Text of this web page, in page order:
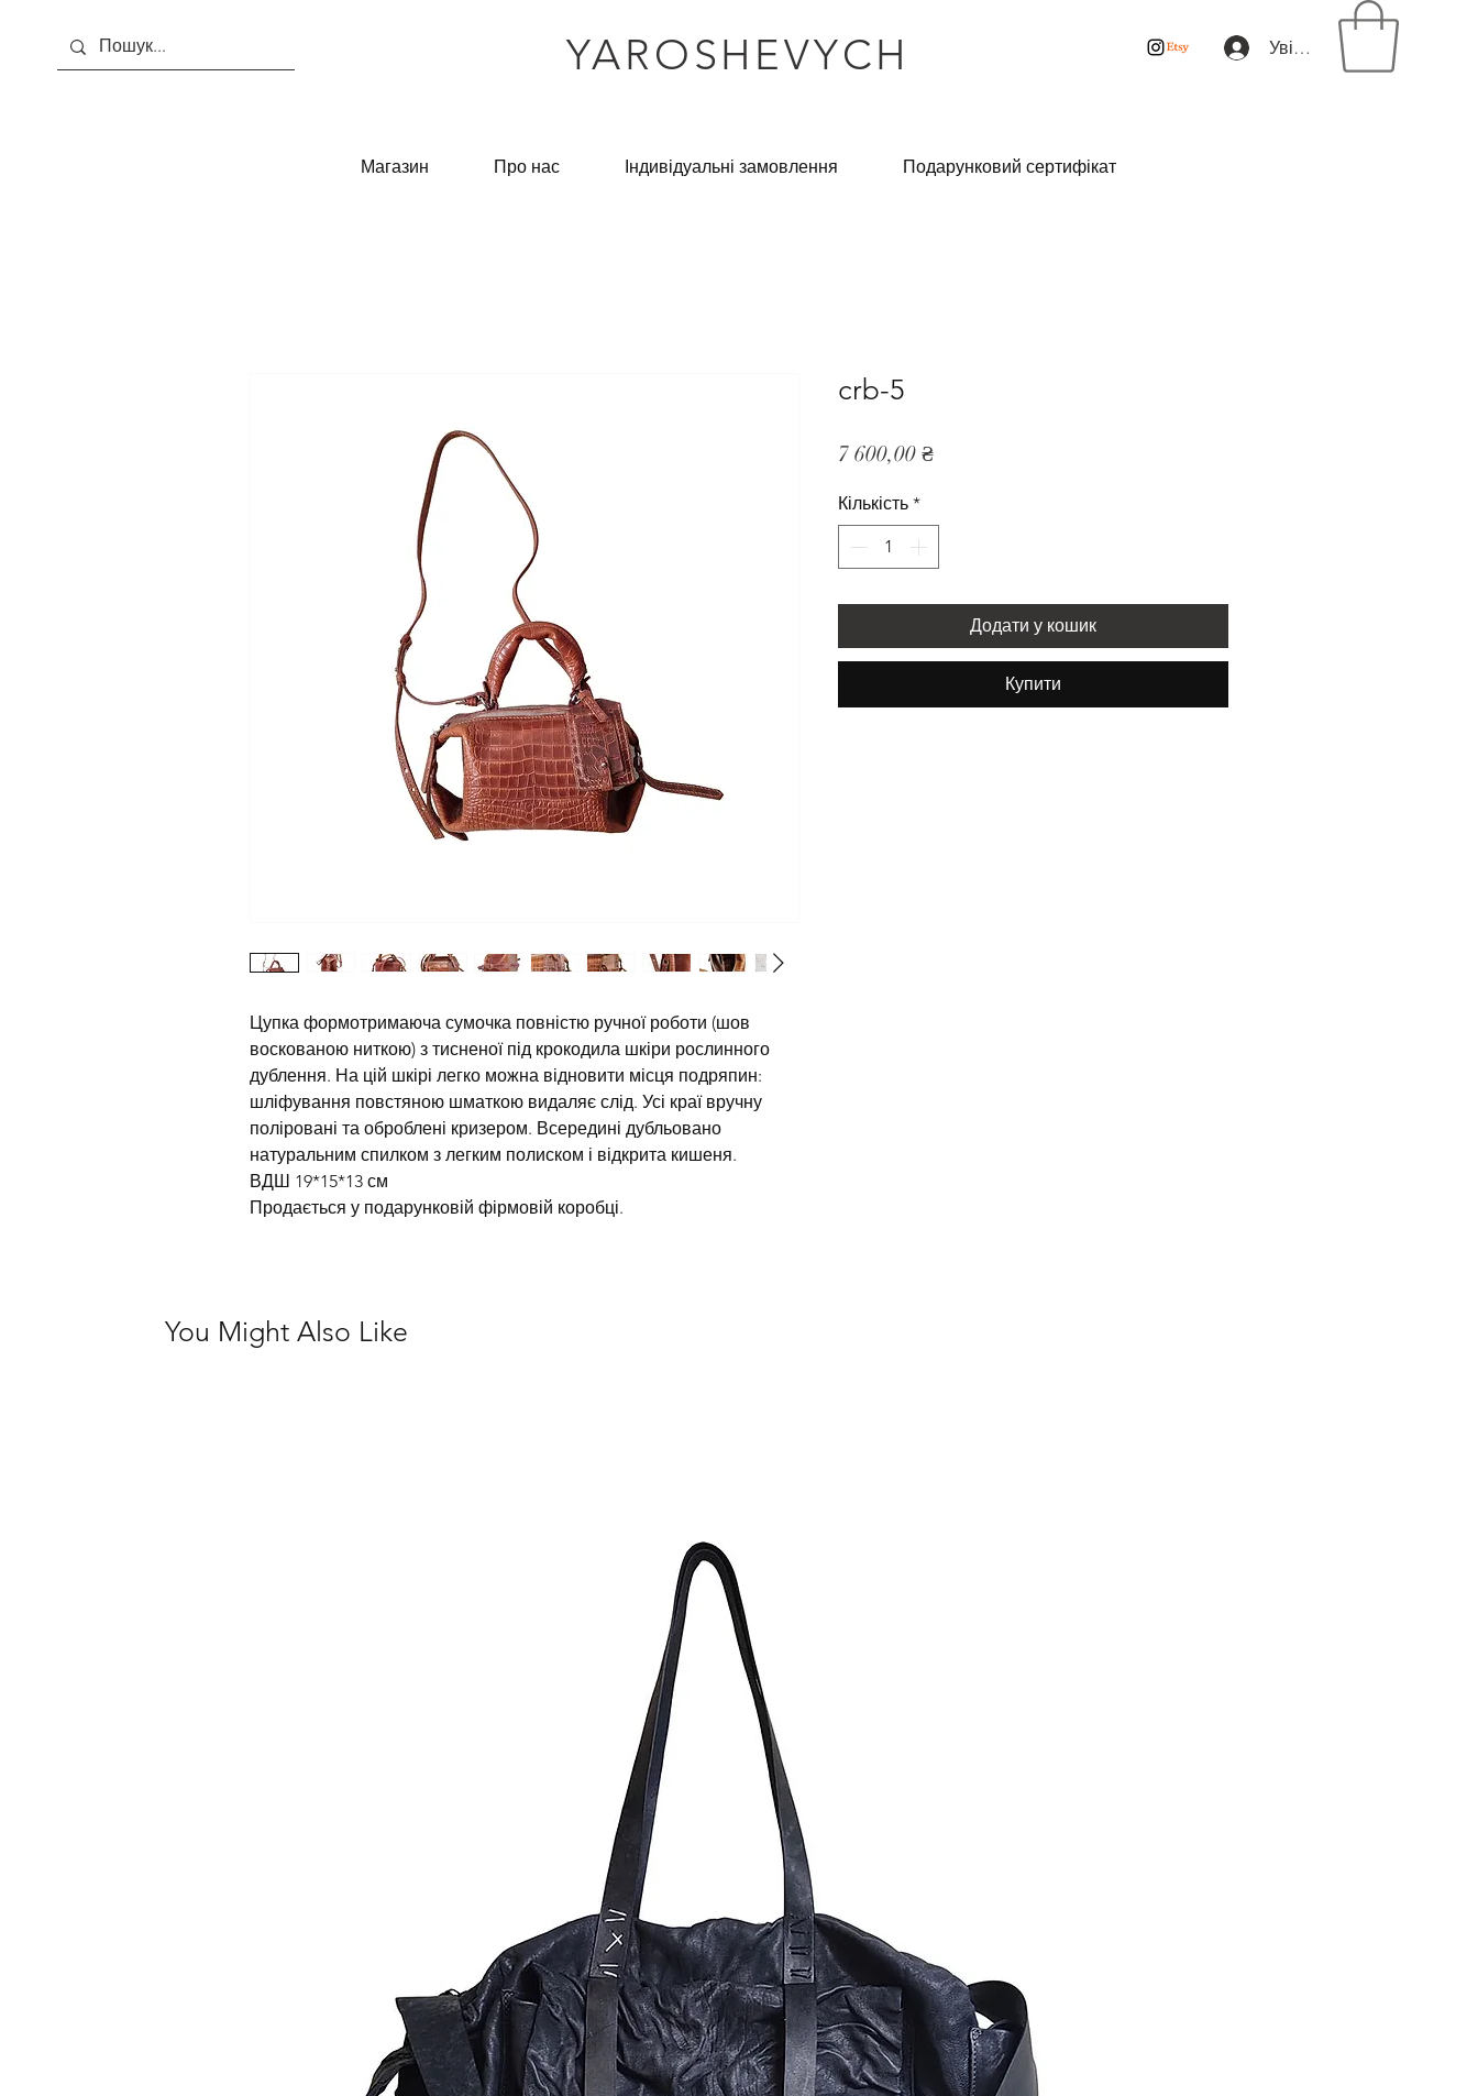
YAROSHEVYCH Увійти
Магазин Про нас Індивідуальні замовлення Подарунковий сертифікат
Цупка формотримаюча сумочка повністю ручної роботи (шов
воскованою ниткою) з тисненої під крокодила шкіри рослинного
дублення. На цій шкірі легко можна відновити місця подряпин:
шліфування повстяною шматкою видаляє слід. Усі краї вручну
поліровані та оброблені кризером. Всередині дубльовано
натуральним спилком з легким полиском і відкрита кишеня.
ВДШ 19*15*13 см
Продається у подарунковій фірмовій коробці.
crb-5
7 600,00 ₴Ціна
Кількість *
Додати у кошик
Купити
You Might Also Like